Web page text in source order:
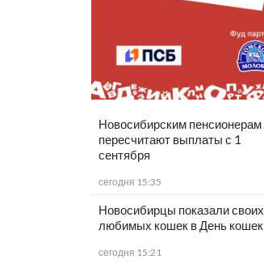
Новосибирским пенсионерам
пересчитают выплаты с 1
сентября
сегодня 15:35
Новосибирцы показали своих
любимых кошек в День кошек
сегодня 15:21